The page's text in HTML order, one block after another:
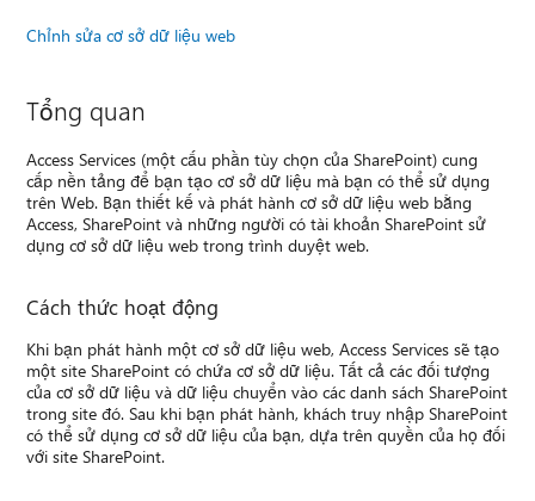
Chỉnh sửa cơ sở dữ liệu web
Tổng quan
Access Services (một cấu phần tùy chọn của SharePoint) cung
cấp nền tảng để bạn tạo cơ sở dữ liệu mà bạn có thể sử dụng
trên Web. Bạn thiết kế và phát hành cơ sở dữ liệu web bằng
Access, SharePoint và những người có tài khoản SharePoint sử
dụng cơ sở dữ liệu web trong trình duyệt web.
Cách thức hoạt động
Khi bạn phát hành một cơ sở dữ liệu web, Access Services sẽ tạo
một site SharePoint có chứa cơ sở dữ liệu. Tất cả các đối tượng
của cơ sở dữ liệu và dữ liệu chuyển vào các danh sách SharePoint
trong site đó. Sau khi bạn phát hành, khách truy nhập SharePoint
có thể sử dụng cơ sở dữ liệu của bạn, dựa trên quyền của họ đối
với site SharePoint.